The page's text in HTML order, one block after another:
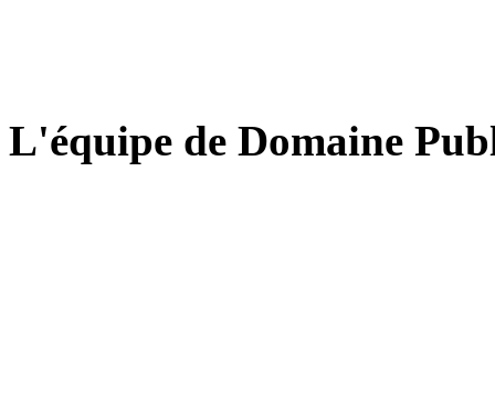
L'équipe de Domaine